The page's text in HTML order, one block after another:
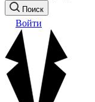
Поиск
Войти